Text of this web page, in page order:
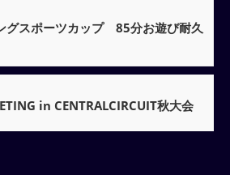
スポーツカップ 85分お遊び耐久
in CENTRALCIRCUIT秋大会